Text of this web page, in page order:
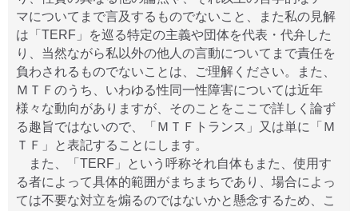
マについてまで言及するものでないこと、また私の見解
は「TERF」を巡る特定の主義や団体を代表・代弁した
り、当然ながら私以外の他人の言動についてまで責任を
負わされるものでないことは、ご理解ください。また、
ＭＴＦのうち、いわゆる性同一性障害については近年
様々な動向がありますが、そのことをここで詳しく論ず
る趣旨ではないので、「ＭＴＦトランス」又は単に「Ｍ
ＴＦ」と表記することにします。
また、「TERF」という呼称それ自体もまた、使用す
る者によって具体的範囲がまちまちであり、場合によっ
ては不要な対立を煽るのではないかと懸念するため、こ